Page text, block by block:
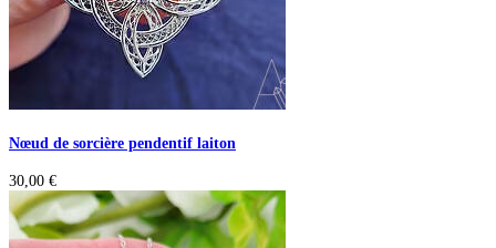
Nœud de sorcière pendentif laiton
30,00 €